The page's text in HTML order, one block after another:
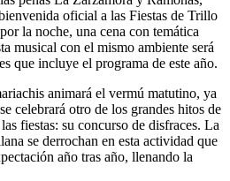
oficial a las Fiestas de Trillo
la noche, una cena con temática
musical con el mismo ambiente será
que incluye el programa de este año.
animará el vermú matutino, ya
celebrará otro de los grandes hitos de
fiestas: su concurso de disfraces. La
se derrochan en esta actividad que
año tras año, llenando la